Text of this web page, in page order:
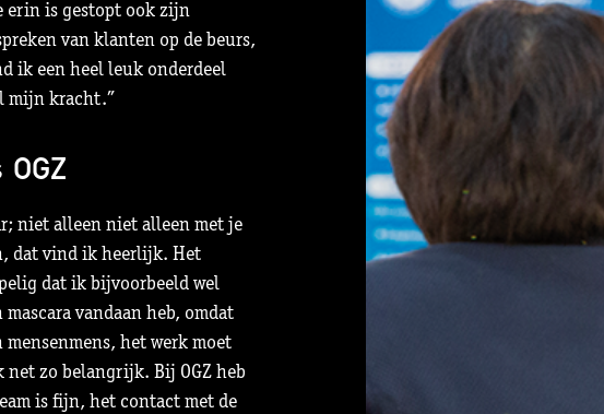
erin is gestopt ook zijn
van klanten op de beurs,
ik een heel leuk onderdeel
kracht.’’
niet alleen niet alleen met je
dat vind ik heerlijk. Het
dat ik bijvoorbeeld wel
vandaan heb, omdat
het werk moet
zo belangrijk. Bij OGZ heb
is fijn, het contact met de